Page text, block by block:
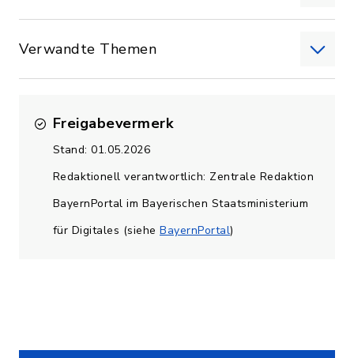
Verwandte Themen
Freigabevermerk
Stand: 01.05.2026
Redaktionell verantwortlich: Zentrale Redaktion
BayernPortal im Bayerischen Staatsministerium
für Digitales (siehe BayernPortal)